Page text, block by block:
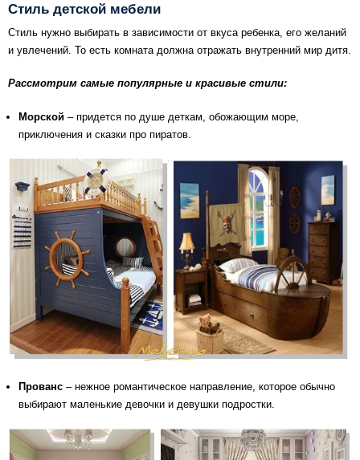
Стиль детской мебели
Стиль нужно выбирать в зависимости от вкуса ребенка, его желаний
и увлечений. То есть комната должна отражать внутренний мир дитя.
Рассмотрим самые популярные и красивые стили:
Морской – придется по душе деткам, обожающим море,
приключения и сказки про пиратов.
Прованс – нежное романтическое направление, которое обычно
выбирают маленькие девочки и девушки подростки.